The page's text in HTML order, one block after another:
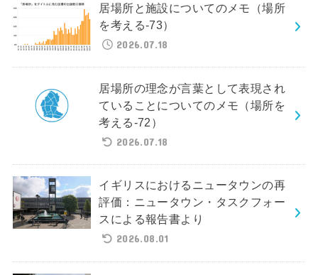
居場所と施設についてのメモ（場所
を考える-73）
2026.07.18
居場所の理念が言葉として表現され
ていることについてのメモ（場所を
考える-72）
2026.07.18
イギリスにおけるニュータウンの再
評価：ニュータウン・タスクフォー
スによる報告書より
2026.08.01